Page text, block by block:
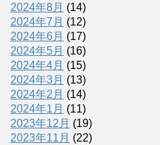
2024年8月 (14)
2024年7月 (12)
2024年6月 (17)
2024年5月 (16)
2024年4月 (15)
2024年3月 (13)
2024年2月 (14)
2024年1月 (11)
2023年12月 (19)
2023年11月 (22)